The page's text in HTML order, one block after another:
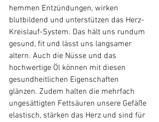
hemmen Entzündungen, wirken
blutbildend und unterstützen das Herz-
Kreislauf-System. Das hält uns rundum
gesund, fit und lässt uns langsamer
altern. Auch die Nüsse und das
hochwertige Öl können mit diesen
gesundheitlichen Eigenschaften
glänzen. Zudem halten die mehrfach
ungesättigten Fettsäuren unsere Gefäße
elastisch, stärken das Herz und sind für